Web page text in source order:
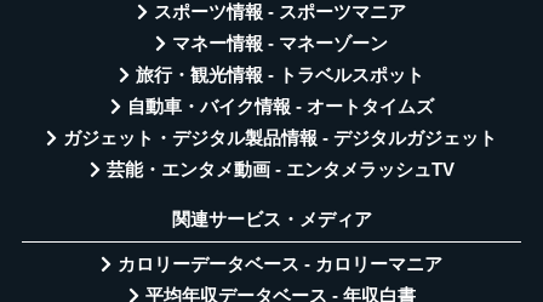
スポーツ情報 - スポーツマニア
マネー情報 - マネーゾーン
旅行・観光情報 - トラベルスポット
自動車・バイク情報 - オートタイムズ
ガジェット・デジタル製品情報 - デジタルガジェット
芸能・エンタメ動画 - エンタメラッシュTV
関連サービス・メディア
カロリーデータベース - カロリーマニア
平均年収データベース - 年収白書